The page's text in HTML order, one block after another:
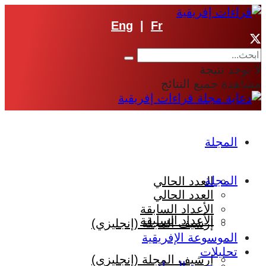
Eng Fr
لا توجد نتيجة
مشاهدة جميع النتائج
المجلة
العدد الحالي
الأعداد السابقة
إرشيف المجلة (إنجليزي)
المجلة
العدد الحالي
الأعداد السابقة
إرشيف المجلة (إنجليزي)
الموسوعة الإفريقية
تحليلات